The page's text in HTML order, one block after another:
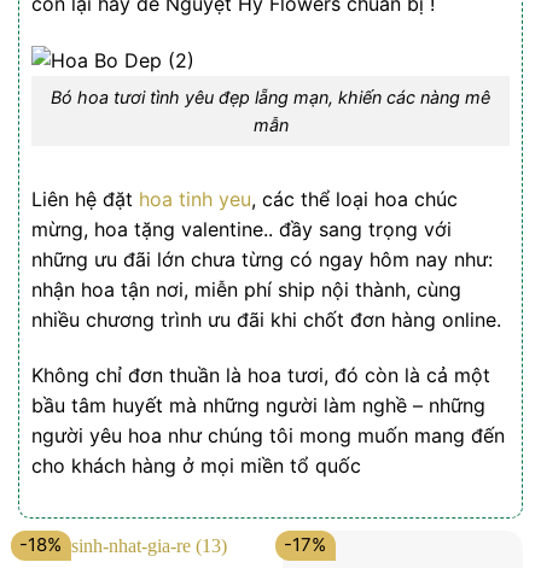
Bó hoa tươi tình yêu đẹp lẵng mạn, khiến các nàng mê
mẫn
Liên hệ đặt hoa tinh yeu, các thể loại hoa chúc
mừng, hoa tặng valentine.. đầy sang trọng với
những ưu đãi lớn chưa từng có ngay hôm nay như:
nhận hoa tận nơi, miễn phí ship nội thành, cùng
nhiều chương trình ưu đãi khi chốt đơn hàng online.
Không chỉ đơn thuần là hoa tươi, đó còn là cả một
bầu tâm huyết mà những người làm nghề – những
người yêu hoa như chúng tôi mong muốn mang đến
cho khách hàng ở mọi miền tổ quốc
-18% -17%